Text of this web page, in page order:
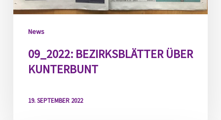
News
09_2022: BEZIRKSBLÄTTER ÜBER
KUNTERBUNT
19. SEPTEMBER 2022